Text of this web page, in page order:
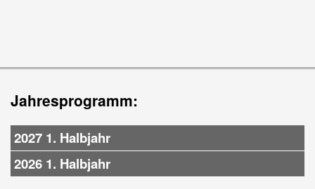
Jahresprogramm:
2027 1. Halbjahr
2026 1. Halbjahr